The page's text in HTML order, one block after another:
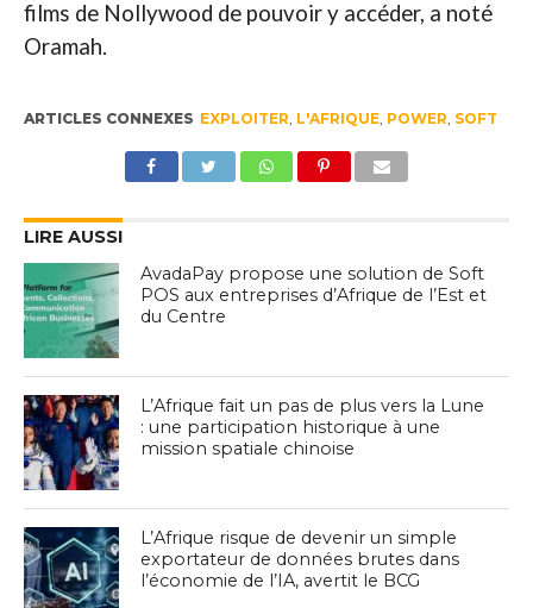
films de Nollywood de pouvoir y accéder, a noté
Oramah.
ARTICLES CONNEXES EXPLOITER L'AFRIQUE, POWER SOFT
LIRE AUSSI
AvadaPay propose une solution de Soft
POS aux entreprises d’Afrique de l’Est et
du Centre
L’Afrique fait un pas de plus vers la Lune
: une participation historique à une
mission spatiale chinoise
L’Afrique risque de devenir un simple
exportateur de données brutes dans
l’économie de l’IA, avertit le BCG